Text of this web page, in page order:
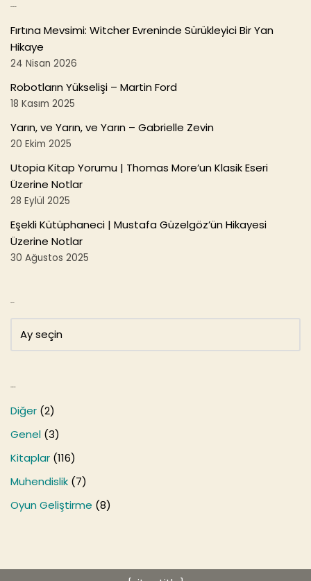
Fırtına Mevsimi: Witcher Evreninde Sürükleyici Bir Yan
Hikaye
24 Nisan 2026
Robotların Yükselişi – Martin Ford
18 Kasım 2025
Yarın, ve Yarın, ve Yarın – Gabrielle Zevin
20 Ekim 2025
Utopia Kitap Yorumu | Thomas More’un Klasik Eseri
Üzerine Notlar
28 Eylül 2025
Eşekli Kütüphaneci | Mustafa Güzelgöz’ün Hikayesi
Üzerine Notlar
30 Ağustos 2025
Diğer (2)
Genel (3)
Kitaplar (116)
Muhendislik (7)
Oyun Geliştirme (8)